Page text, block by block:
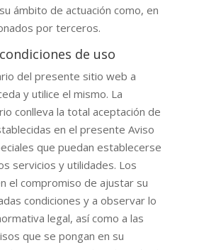
ámbito de actuación como, en
por terceros.
de uso
del presente sitio web a
y utilice el mismo. La
conlleva la total aceptación de
en el presente Aviso
que puedan establecerse
servicios y utilidades. Los
el compromiso de ajustar su
condiciones y a observar lo
legal, así como a las
que se pongan en su